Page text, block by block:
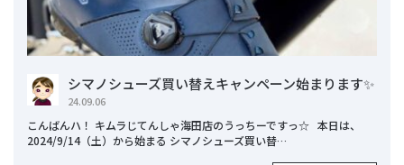
シマノシューズ買い替えキャンペーン始まります✨
24.09.06
こんばんハ！ キムラじてんしゃ海田店のうっちーですっ☆ 本日は、
2024/9/14（土）から始まる シマノシューズ買い替…